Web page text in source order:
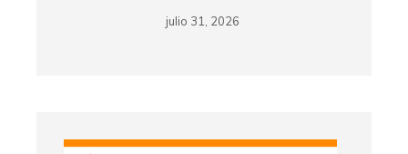
julio 31, 2026